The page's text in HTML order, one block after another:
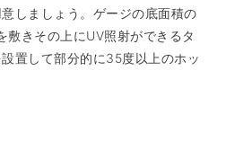
しましょう。ゲージの底面積の
敷きその上にUV照射ができるタ
置して部分的に35度以上のホッ